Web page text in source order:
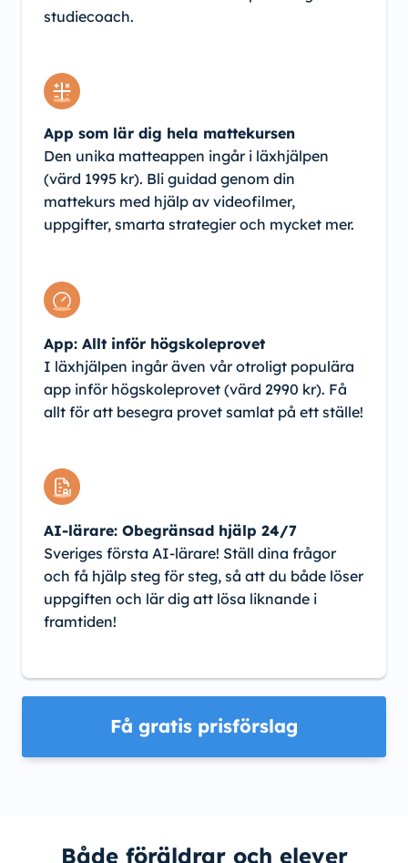
studiecoach.
App som lär dig hela mattekursen
Den unika matteappen ingår i läxhjälpen
(värd 1995 kr). Bli guidad genom din
mattekurs med hjälp av videofilmer,
uppgifter, smarta strategier och mycket mer.
App: Allt inför högskoleprovet
I läxhjälpen ingår även vår otroligt populära
app inför högskoleprovet (värd 2990 kr). Få
allt för att besegra provet samlat på ett ställe!
AI-lärare: Obegränsad hjälp 24/7
Sveriges första AI-lärare! Ställ dina frågor
och få hjälp steg för steg, så att du både löser
uppgiften och lär dig att lösa liknande i
framtiden!
Få gratis prisförslag
Både föräldrar och elever